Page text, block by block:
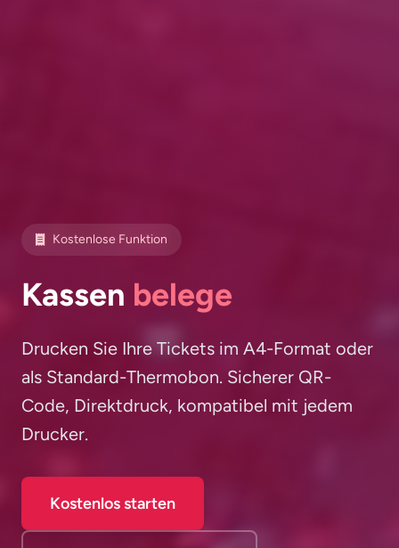
Kostenlose Funktion
Kassen belege
Drucken Sie Ihre Tickets im A4-Format oder
als Standard-Thermobon. Sicherer QR-
Code, Direktdruck, kompatibel mit jedem
Drucker.
Kostenlos starten